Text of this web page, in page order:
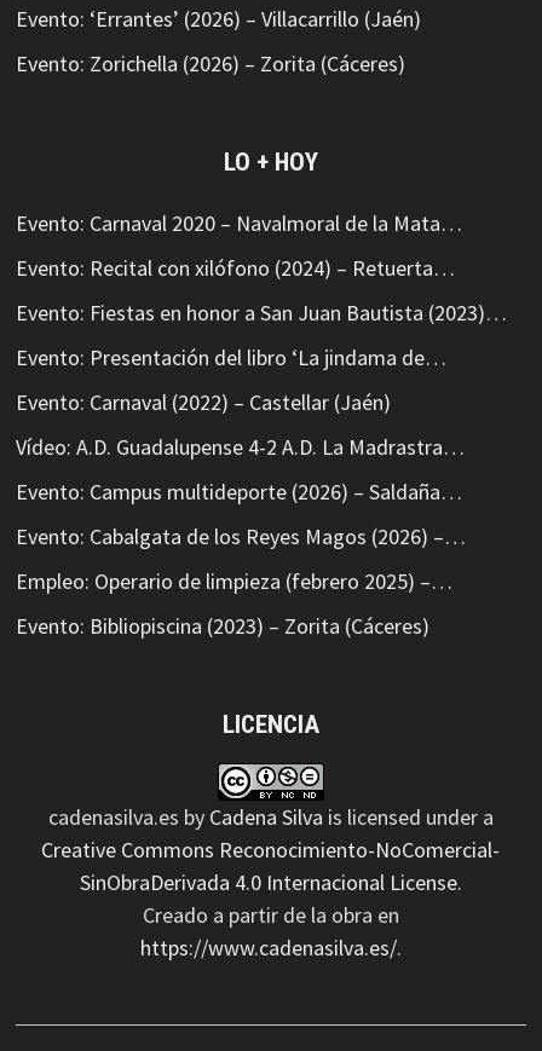
Evento: ‘Errantes’ (2026) – Villacarrillo (Jaén)
Evento: Zorichella (2026) – Zorita (Cáceres)
LO + HOY
Evento: Carnaval 2020 – Navalmoral de la Mata…
Evento: Recital con xilófono (2024) – Retuerta…
Evento: Fiestas en honor a San Juan Bautista (2023)…
Evento: Presentación del libro ‘La jindama de…
Evento: Carnaval (2022) – Castellar (Jaén)
Vídeo: A.D. Guadalupense 4-2 A.D. La Madrastra…
Evento: Campus multideporte (2026) – Saldaña…
Evento: Cabalgata de los Reyes Magos (2026) –…
Empleo: Operario de limpieza (febrero 2025) –…
Evento: Bibliopiscina (2023) – Zorita (Cáceres)
LICENCIA
cadenasilva.es by Cadena Silva is licensed under a
Creative Commons Reconocimiento-NoComercial-
SinObraDerivada 4.0 Internacional License.
Creado a partir de la obra en
https://www.cadenasilva.es/.